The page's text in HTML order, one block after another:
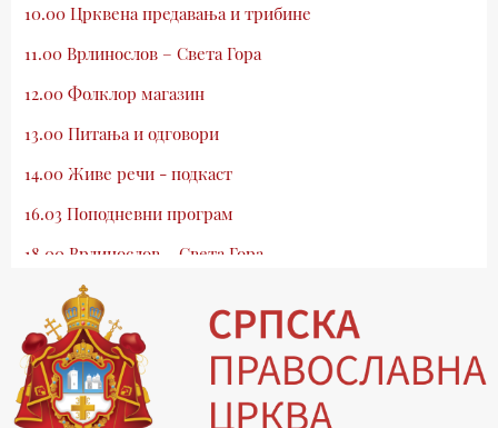
10.00 Црквена предавања и трибине
11.00 Врлинослов – Света Гора
12.00 Фолклор магазин
13.00 Питања и одговори
14.00 Живе речи - подкаст
16.03 Поподневни програм
18.00 Врлинослов – Света Гора
19.03 Атлас памћења
19.30 Вечерње молитве
20.00 Вести из Цркве
20.15 Реч архијереја